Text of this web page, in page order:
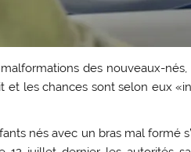
des nouveaux-
et les chances sont selon eux
nés avec un bras mal formé